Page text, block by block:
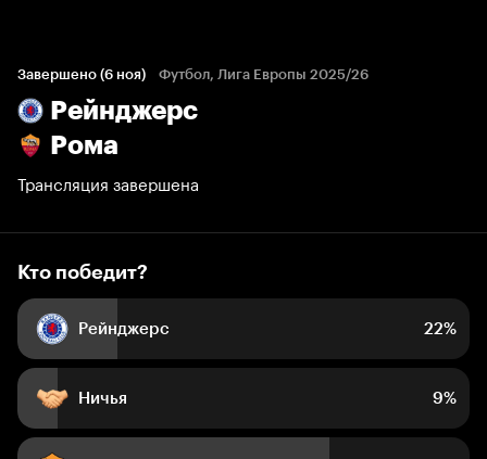
Завершено (6 ноя) Футбол, Лига Европы 2025/26
Рейнджерс
Рома
Трансляция завершена
22%
Кто победит?
Рейнджерс 22%
Ничья 9%